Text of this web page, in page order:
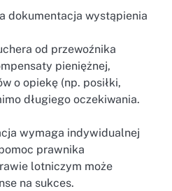
dokumentacja wystąpienia
od przewoźnika
pieniężnej,
o opiekę (np. posiłki,
długiego oczekiwania.
wymaga indywidualnej
prawnika
lotniczym może
na sukces.